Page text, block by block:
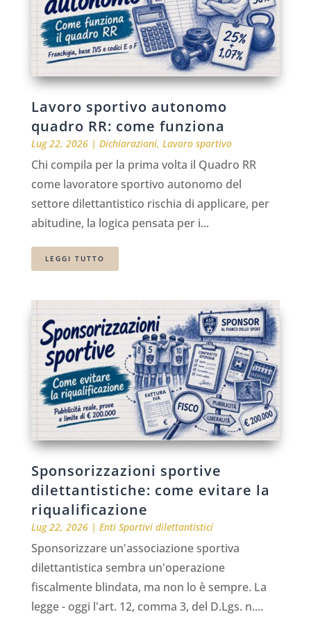
Lavoro sportivo autonomo
quadro RR: come funziona
Lug 22, 2026| Dichiarazioni, Lavoro sportivo
Chi compila per la prima volta il Quadro RR
come lavoratore sportivo autonomo del
settore dilettantistico rischia di applicare, per
abitudine, la logica pensata per i...
LEGGI TUTTO
Sponsorizzazioni sportive
dilettantistiche: come evitare la
riqualificazione
Lug 22, 2026| Enti Sportivi dilettantistici
Sponsorizzare un'associazione sportiva
dilettantistica sembra un'operazione
fiscalmente blindata, ma non lo è sempre. La
legge - oggi l'art. 12, comma 3, del D.Lgs. n....